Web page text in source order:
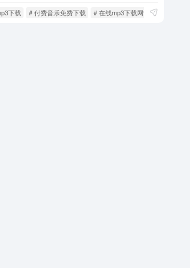
下载 # 付费音乐免费下载 # 在线mp3下载网站